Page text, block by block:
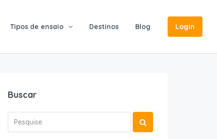
Tipos de ensaio Destinos Blog Login
Buscar